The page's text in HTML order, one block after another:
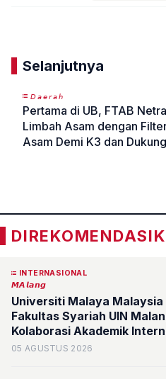
Selanjutnya
𝘋𝘢𝘦𝘳𝘢𝘩
Pertama di UB, FTAB
Limbah Asam dengan
Asam Demi K3 dan
INTERNASIONAL
𝙈𝘼𝙡𝙖𝙣𝙜
Universiti Malaya Malaysia
Fakultas Syariah UIN
Kolaborasi Akademik
05 AGUSTUS 2026